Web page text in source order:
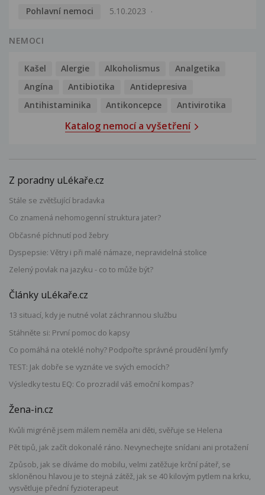
Pohlavní nemoci
5.10.2023
NEMOCI
Kašel Alergie Alkoholismus
Analgetika
Angína
Antibiotika
Antidepresiva
Antihistaminika
Antikoncepce Antivirotika
Katalog nemocí a vyšetření
Z poradny uLékaře.cz
Stále se zvětšující bradavka
Co znamená nehomogenní struktura jater?
Občasné píchnutí pod žebry
Dyspepsie: Větry i při malé námaze, nepravidelná stolice
Zelený povlak na jazyku - co to může být?
Články uLékaře.cz
13 situací, kdy je nutné volat záchrannou službu
Stáhněte si: První pomoc do kapsy
Co pomáhá na oteklé nohy? Podpořte správné proudění lymfy
TEST: Jak dobře se vyznáte ve svých emocích?
Výsledky testu EQ: Co prozradil váš emoční kompas?
Žena-in.cz
Kvůli migréně jsem málem neměla ani děti, svěřuje se Helena
Pět tipů, jak začít dokonalé ráno. Nevynechejte snídani ani protažení
Způsob, jak se díváme do mobilu, velmi zatěžuje krční páteř, se
skloněnou hlavou je to stejná zátěž, jak se 40 kilovým pytlem na krku,
vysvětluje přední fyzioterapeut